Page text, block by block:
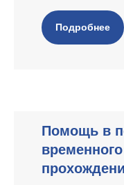
Подробнее
Помощь в